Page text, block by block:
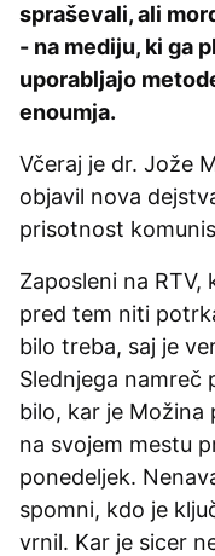
spraševali, ali
- na mediju, ki ga
uporabljajo
enoumja.
Včeraj je dr. Jože
objavil nova
prisotnost
Zaposleni na
pred tem niti
bilo treba, saj je
Slednjega
bilo, kar je Možina
na svojem mestu
ponedeljek.
spomni, kdo je
vrnil. Kar je sicer